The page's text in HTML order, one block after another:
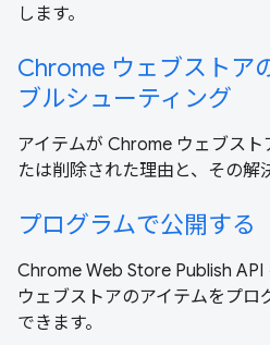
します。
Chrome ウェブストア
ブルシューティング
アイテムが Chrome ウェブス
たは削除された理由と、その解
プログラムで公開する
Chrome Web Store Publish
ウェブストアのアイテムをプロ
できます。